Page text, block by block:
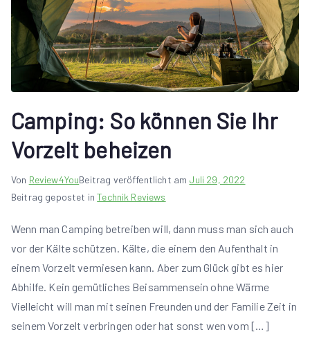
Camping: So können Sie Ihr
Vorzelt beheizen
Von Review4YouBeitrag veröffentlicht am Juli 29, 2022
Beitrag gepostet inTechnik Reviews
Wenn man Camping betreiben will, dann muss man sich auch
vor der Kälte schützen. Kälte, die einem den Aufenthalt in
einem Vorzelt vermiesen kann. Aber zum Glück gibt es hier
Abhilfe. Kein gemütliches Beisammensein ohne Wärme
Vielleicht will man mit seinen Freunden und der Familie Zeit in
seinem Vorzelt verbringen oder hat sonst wen vom […]